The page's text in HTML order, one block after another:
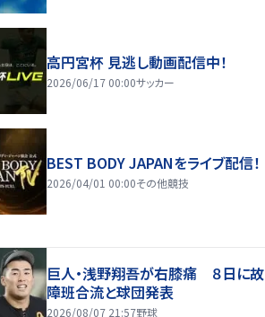
高円宮杯 見逃し動画配信中！
2026/06/17 00:00サッカー
BEST BODY JAPANをライブ配信！
2026/04/01 00:00その他競技
巨人・浅野翔吾が右膝痛 ８日に故
障班合流と球団発表
2026/08/07 21:57野球